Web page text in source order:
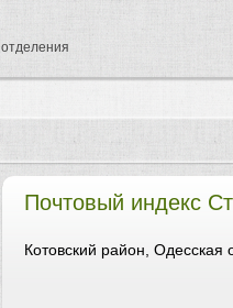
Почтовый индекс
Котовский район, Одесская